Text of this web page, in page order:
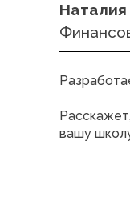
Наталия
вашу